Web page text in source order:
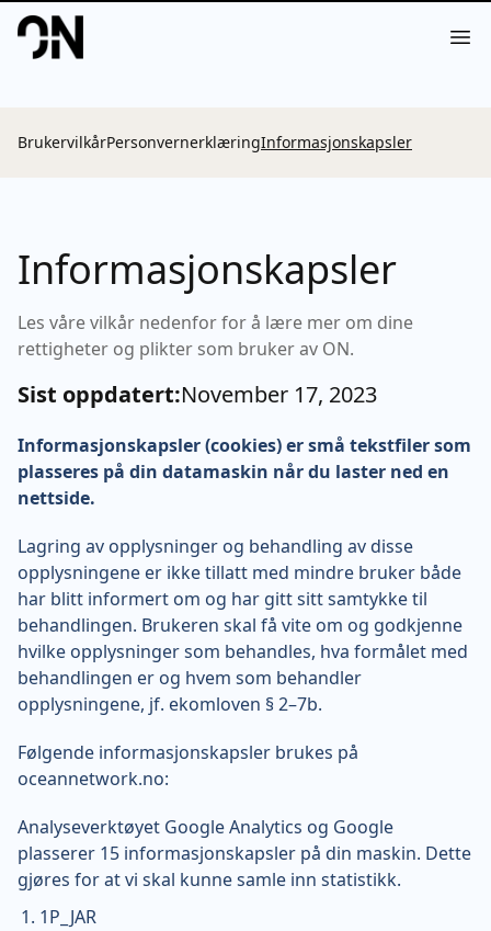
Your Company
BrukervilkårPersonvernerklæringInformasjonskapsler
Informasjonskapsler
Les våre vilkår nedenfor for å lære mer om dine
rettigheter og plikter som bruker av ON.
Sist oppdatert:November 17, 2023
Informasjonskapsler (cookies) er små tekstfiler som
plasseres på din datamaskin når du laster ned en
nettside.
Lagring av opplysninger og behandling av disse
opplysningene er ikke tillatt med mindre bruker både
har blitt informert om og har gitt sitt samtykke til
behandlingen. Brukeren skal få vite om og godkjenne
hvilke opplysninger som behandles, hva formålet med
behandlingen er og hvem som behandler
opplysningene, jf. ekomloven § 2–7b.
Følgende informasjonskapsler brukes på
oceannetwork.no:
Analyseverktøyet Google Analytics og Google
plasserer 15 informasjonskapsler på din maskin. Dette
gjøres for at vi skal kunne samle inn statistikk.
1P_JAR